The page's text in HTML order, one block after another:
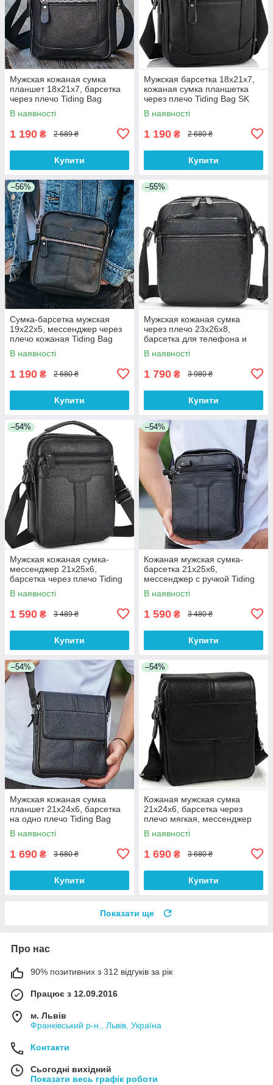
Мужская кожаная сумка
планшет 18х21х7, барсетка
через плечо Tiding Bag
LA3314-1BL черная
В наявності
1 190 ₴ 2 689 ₴
Купити
Мужская барсетка 18х21х7,
кожаная сумка планшетка
через плечо Tiding Bag SK
N5386 черная
В наявності
1 190 ₴ 2 680 ₴
Купити
–56%
Сумка-барсетка мужская
19х22х5, мессенджер через
плечо кожаная Tiding Bag
BON6165 черный
В наявності
1 190 ₴ 2 680 ₴
Купити
–55%
Мужская кожаная сумка
через плечо 23х26х8,
барсетка для телефона и
документов Tiding Bag
711511 черная
В наявності
1 790 ₴ 3 980 ₴
Купити
–54%
Мужская кожаная сумка-
мессенджер 21х25х6,
барсетка через плечо Tiding
Bag A25-3278A Черная
В наявності
1 590 ₴ 3 489 ₴
Купити
–54%
Кожаная мужская сумка-
барсетка 21х25х6,
мессенджер с ручкой Tiding
Bag 73957 черная
В наявності
1 590 ₴ 3 480 ₴
Купити
–54%
Мужская кожаная сумка
планшет 21х24х6, барсетка
на одно плечо Tiding Bag
M1254A черная
В наявності
1 690 ₴ 3 680 ₴
Купити
–54%
Кожаная мужская сумка
21х24х6, барсетка через
плечо мягкая, мессенджер
для гаджетов BEXHILL TD-
21334A
В наявності
1 690 ₴ 3 680 ₴
Купити
Показати ще
Про нас
90% позитивних з 312 відгуків за рік
Працює з 12.09.2016
м. Львів
Франківський р-н., Львів, Україна
Контакти
Сьогодні вихідний
Показати весь графік роботи